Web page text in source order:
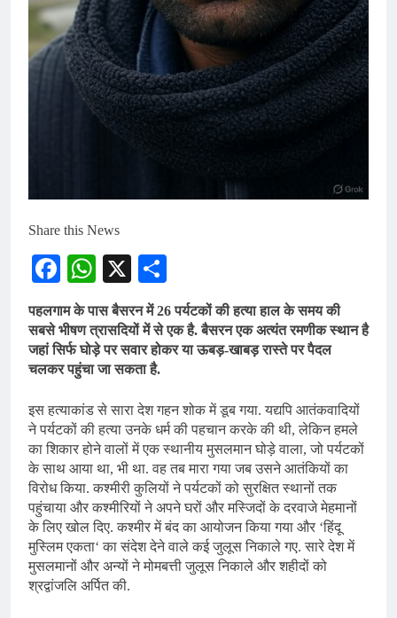
Share this News
Facebook
WhatsApp
X
पहलगाम के पास बैसरन में 26 पर्यटकों की हत्या हाल के समय की
सबसे भीषण त्रासदियों में से एक है. बैसरन एक अत्यंत रमणीक स्थान है
जहां सिर्फ घोड़े पर सवार होकर या ऊबड़-खाबड़ रास्ते पर पैदल
चलकर पहुंचा जा सकता है.
इस हत्याकांड से सारा देश गहन शोक में डूब गया. यद्यपि आतंकवादियों
ने पर्यटकों की हत्या उनके धर्म की पहचान करके की थी, लेकिन हमले
का शिकार होने वालों में एक स्थानीय मुसलमान घोड़े वाला, जो पर्यटकों
के साथ आया था, भी था. वह तब मारा गया जब उसने आतंकियों का
विरोध किया. कश्मीरी कुलियों ने पर्यटकों को सुरक्षित स्थानों तक
पहुंचाया और कश्मीरियों ने अपने घरों और मस्जिदों के दरवाजे मेहमानों
के लिए खोल दिए. कश्मीर में बंद का आयोजन किया गया और ‘हिंदू
मुस्लिम एकता‘ का संदेश देने वाले कई जुलूस निकाले गए. सारे देश में
मुसलमानों और अन्यों ने मोमबत्ती जुलूस निकाले और शहीदों को
श्रद्वांजलि अर्पित की.